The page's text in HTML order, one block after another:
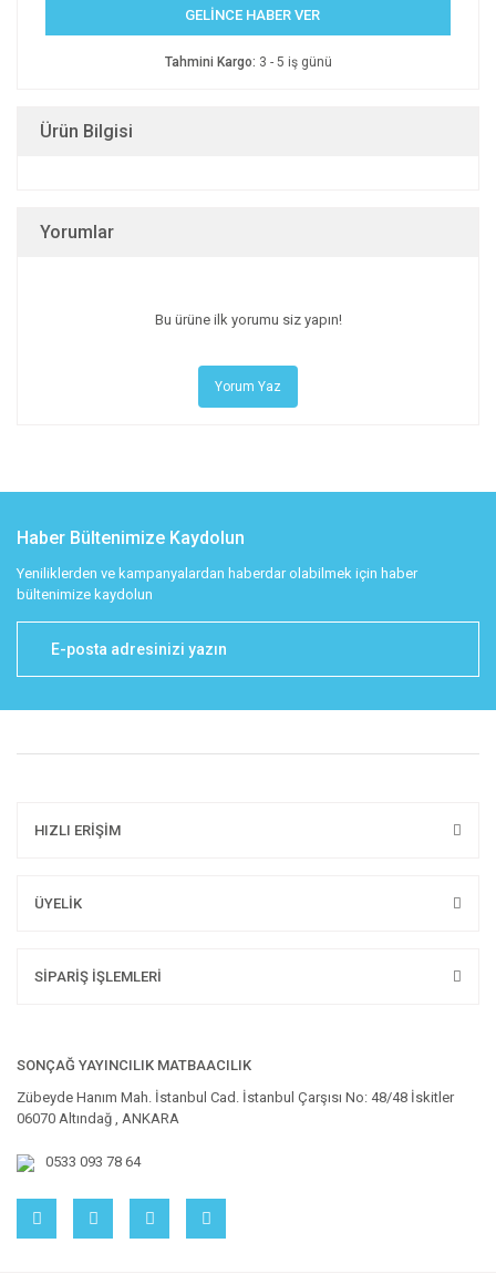
GELİNCE HABER VER
Tahmini Kargo: 3 - 5 iş günü
Ürün Bilgisi
Yorumlar
Bu ürüne ilk yorumu siz yapın!
Yorum Yaz
Haber Bültenimize Kaydolun
Yeniliklerden ve kampanyalardan haberdar olabilmek için haber
bültenimize kaydolun
HIZLI ERİŞİM
ÜYELİK
SİPARİŞ İŞLEMLERİ
SONÇAĞ YAYINCILIK MATBAACILIK
Zübeyde Hanım Mah. İstanbul Cad. İstanbul Çarşısı No: 48/48 İskitler
06070 Altındağ , ANKARA
0533 093 78 64